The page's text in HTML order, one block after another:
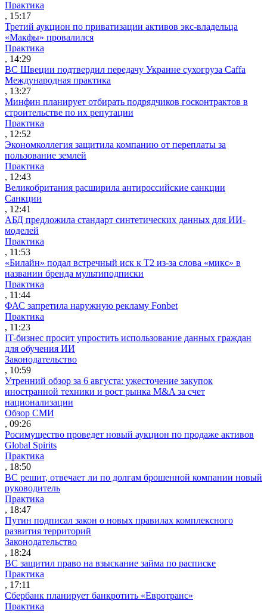
Практика
, 15:17
Третий аукцион по приватизации активов экс-владельца
«Макфы» провалился
Практика
, 14:29
ВС Швеции подтвердил передачу Украине сухогруза Caffa
Международная практика
, 13:27
Минфин планирует отбирать подрядчиков госконтрактов в
строительстве по их репутации
Практика
, 12:52
Экономколлегия защитила компанию от переплаты за
пользование землей
Практика
, 12:43
Великобритания расширила антироссийские санкции
Санкции
, 12:41
АБД предложила стандарт синтетических данных для ИИ-
моделей
Практика
, 11:53
«Билайн» подал встречный иск к Т2 из-за слова «микс» в
названии бренда мультиподписки
Практика
, 11:44
ФАС запретила наружную рекламу Fonbet
Практика
, 11:23
IT-бизнес просит упростить использование данных граждан
для обучения ИИ
Законодательство
, 10:59
Утренний обзор за 6 августа: ужесточение закупок
иностранной техники и рост рынка M&A за счет
национализации
Обзор СМИ
, 09:26
Росимущество проведет новый аукцион по продаже активов
Global Spirits
Практика
, 18:50
ВС решит, отвечает ли по долгам брошенной компании новый
руководитель
Практика
, 18:47
Путин подписал закон о новых правилах комплексного
развития территорий
Законодательство
, 18:24
ВС защитил право на взыскание займа по расписке
Практика
, 17:11
Сбербанк планирует банкротить «Евротранс»
Практика